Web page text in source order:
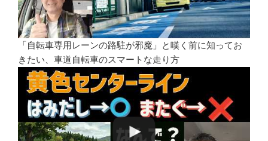
「自転車専用レーンの路駐が邪魔」と嘆く前に知ってお
きたい、車道自転車のスマートな走り方